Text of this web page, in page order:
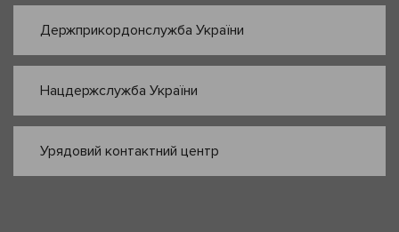
Держприкордонслужба України
Нацдержслужба України
Урядовий контактний центр